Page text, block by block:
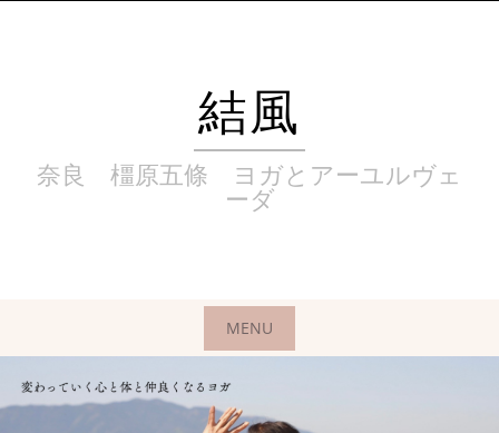
結風
奈良 橿原五條 ヨガとアーユルヴェ
ーダ
MENU
to